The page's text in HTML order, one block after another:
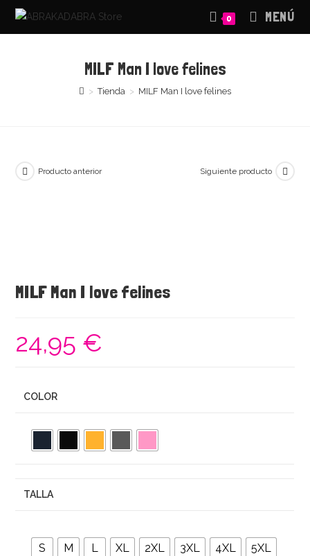
Saltar
0 MENÚ
MILF Man I love felines
> Tienda > MILF Man I love felines
Producto anterior Siguiente producto
MILF Man I love felines
24,95 €
COLOR
TALLA
S M L XL 2XL 3XL 4XL 5XL